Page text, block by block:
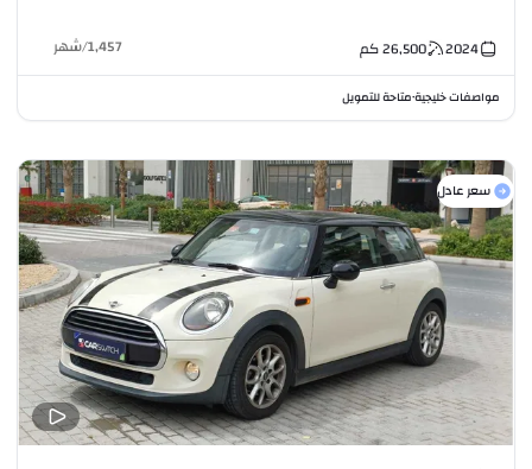
2024
26,500كم 1,457
/شهر
مواصفات خليجية•متاحة للتمويل
سعر عادل